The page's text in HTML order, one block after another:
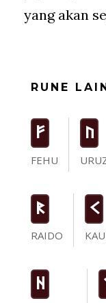
yang akan
RUNE
F
FEHU
U
R
RAIDO
K
H